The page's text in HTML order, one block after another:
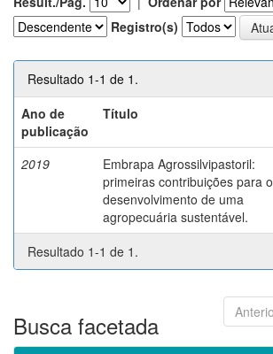
Registro(s)
Resultado 1-1 de 1.
Ano de
publicação
Título
2019
Embrapa Agrossilvipastoril:
primeiras contribuições para o
desenvolvimento de uma
agropecuária sustentável.
Resultado 1-1 de 1.
Busca facetada